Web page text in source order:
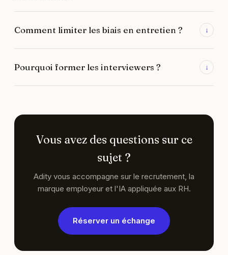
hiérarchique et membres de l'équipe concernée,
Comment limiter les biais en entretien ? ↓
entretiens et en alignant tout le monde sur des
Pourquoi former les interviewers ? ↓
juste et cohérente.
Vous avez des questions sur ce
sujet ?
Adity vous accompagne sur le recrutement, la
marque employeur et l'IA appliquée aux RH.
Réserver un échange